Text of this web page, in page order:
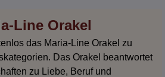
Line Orakel
das Maria-Line Orakel zu
Das Orakel beantwortet
zu Liebe, Beruf und